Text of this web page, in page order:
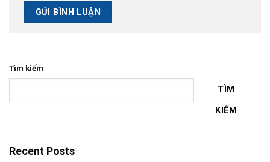
Tìm kiếm
TÌM
KIẾM
Recent Posts